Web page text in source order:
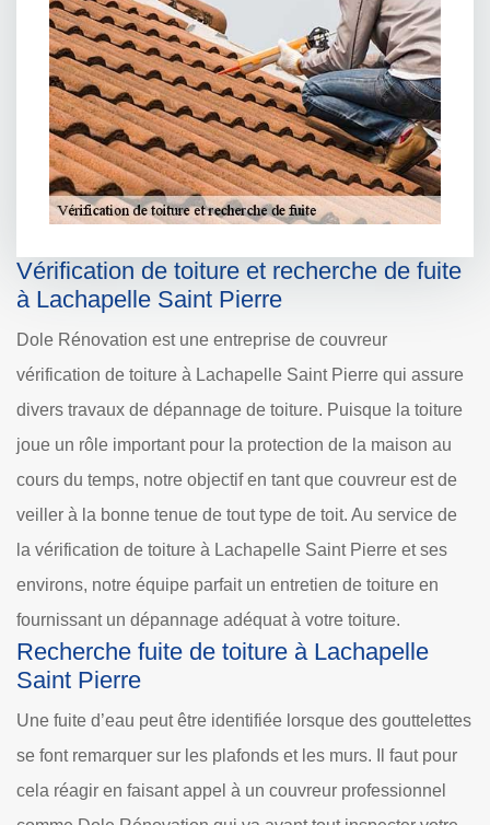
Vérification de toiture et recherche de fuite
à Lachapelle Saint Pierre
Dole Rénovation est une entreprise de couvreur
vérification de toiture à Lachapelle Saint Pierre qui assure
divers travaux de dépannage de toiture. Puisque la toiture
joue un rôle important pour la protection de la maison au
cours du temps, notre objectif en tant que couvreur est de
veiller à la bonne tenue de tout type de toit. Au service de
la vérification de toiture à Lachapelle Saint Pierre et ses
environs, notre équipe parfait un entretien de toiture en
fournissant un dépannage adéquat à votre toiture.
Recherche fuite de toiture à Lachapelle
Saint Pierre
Une fuite d’eau peut être identifiée lorsque des gouttelettes
se font remarquer sur les plafonds et les murs. Il faut pour
cela réagir en faisant appel à un couvreur professionnel